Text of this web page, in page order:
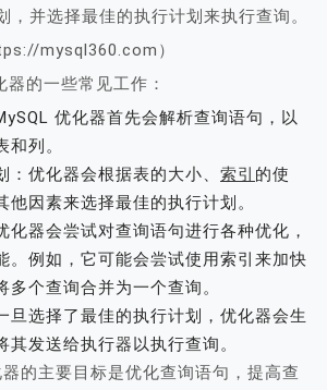
，并选择最佳的执行计划来执行查询。
mysql360.com）
器的一些常见工作：
优化器首先会解析查询语句，以
列。
：优化器会根据表的大小、 索引 的使
他因素来选择最佳的执行计划。
化器会尝试对查询语句进行各种优化，
。例如，它可能会尝试使用索引来加快
多个查询合并为一个查询。
旦选择了最佳的执行计划，优化器会生
其发送给执行器以执行查询。
的主要目标是优化查询语句，提高查